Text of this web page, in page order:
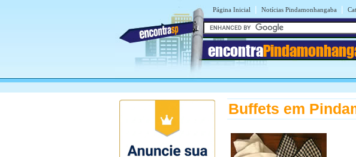
Página Inicial | Notícias Pindamonhangaba |
encontra
Buffets em